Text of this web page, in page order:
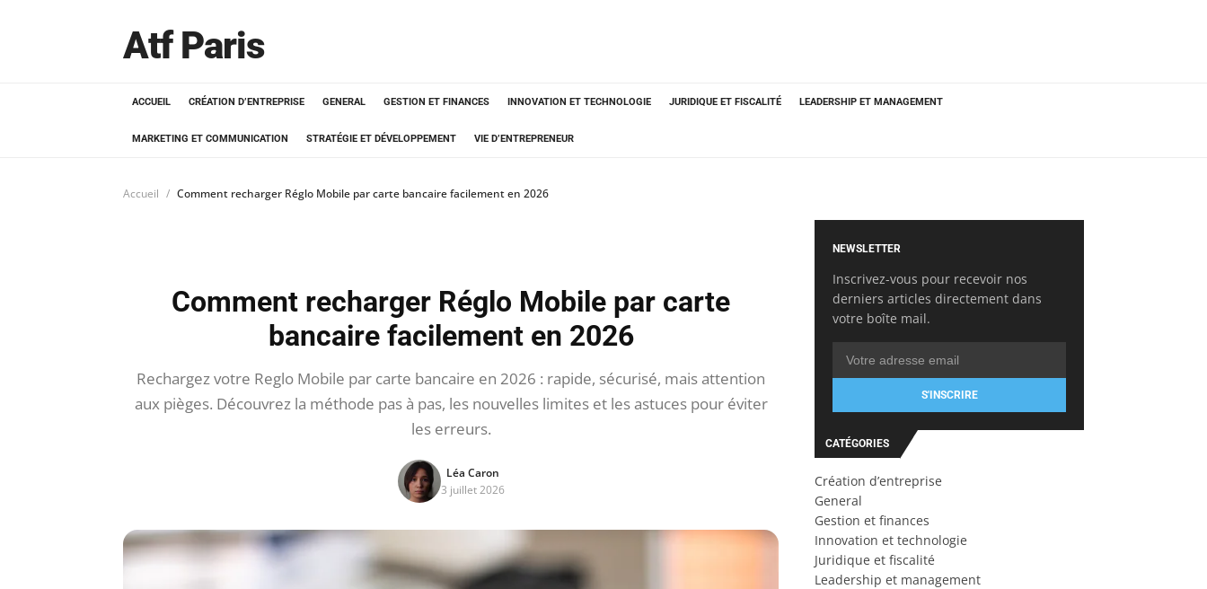
Atf Paris
ACCUEIL CRÉATION D’ENTREPRISE GENERAL GESTION ET FINANCES INNOVATION ET TECHNOLOGIE JURIDIQUE ET FISCALITÉ LEADERSHIP ET MANAGEMENT
MARKETING ET COMMUNICATION STRATÉGIE ET DÉVELOPPEMENT VIE D’ENTREPRENEUR
Accueil Comment recharger Réglo Mobile par carte bancaire facilement en 2026
Comment recharger Réglo Mobile par carte
bancaire facilement en 2026
Rechargez votre Reglo Mobile par carte bancaire en 2026 : rapide, sécurisé, mais attention
aux pièges. Découvrez la méthode pas à pas, les nouvelles limites et les astuces pour éviter
les erreurs.
Léa Caron
3 juillet 2026
NEWSLETTER
Inscrivez-vous pour recevoir nos
derniers articles directement dans
votre boîte mail.
S'INSCRIRE
CATÉGORIES
Création d’entreprise
General
Gestion et finances
Innovation et technologie
Juridique et fiscalité
Leadership et management